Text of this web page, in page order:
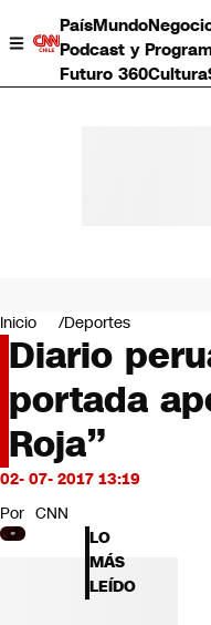
PaísMundo
Podcast y
Futuro 360Cultura
Negocios
Deportes
Programas completos
Cultura
Servicios
Bits
CNN Data
CNN tiempo
Futuro 360
Opinión
Inicio Deportes
Diario
portada
Roja”
02- 07- 2017 13:19
Por CNN
LO
MÁS
LEÍDO